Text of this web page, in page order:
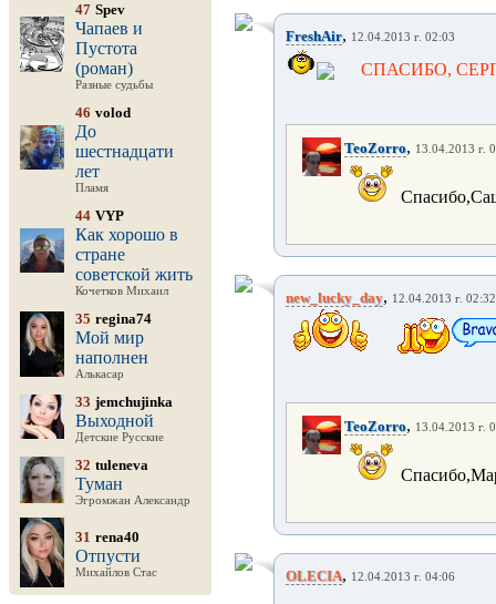
47 Spev
Чапаев и
Пустота
(роман)
Разные судьбы
46 volod
До
шестнадцати
лет
Пламя
44 VYP
Как хорошо в
стране
советской жить
Кочетков Михаил
35 regina74
Мой мир
наполнен
Алькасар
33 jemchujinka
Выходной
Детские Русские
32 tuleneva
Туман
Эгромжан Александр
31 rena40
Отпусти
Михайлов Стас
FreshAir, 12.04.2013 г. 02:03
СПАСИБО,
TeoZorro, 13.04.2013 г.
new_lucky_day, 12.04.2013 г. 02:32
TeoZorro, 13.04.2013 г.
OLECIA, 12.04.2013 г. 04:06